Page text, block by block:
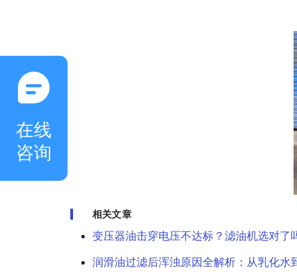
相关文章
变压器油击穿电压不达标？滤油机选对了
润滑油过滤后浑浊原因全解析：从乳化水
在线
咨询